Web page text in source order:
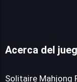
Acerca del
Solitaire Mahjong